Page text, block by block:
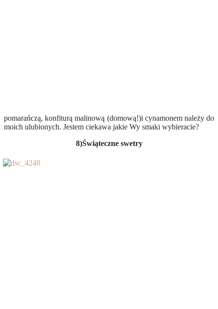
pomarańczą, konfiturą malinową (domową!)i cynamonem należy do
moich ulubionych. Jestem ciekawa jakie Wy smaki wybieracie?
8)Świąteczne swetry